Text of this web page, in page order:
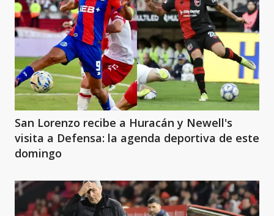
San Lorenzo recibe a Huracán y Newell's
visita a Defensa: la agenda deportiva de este
domingo